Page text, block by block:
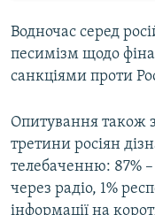
Водночас серед
песимізм щодо
санкціями проти
Опитування також
третини росіян
телебаченню: 87%
через радіо, 1%
інформації на